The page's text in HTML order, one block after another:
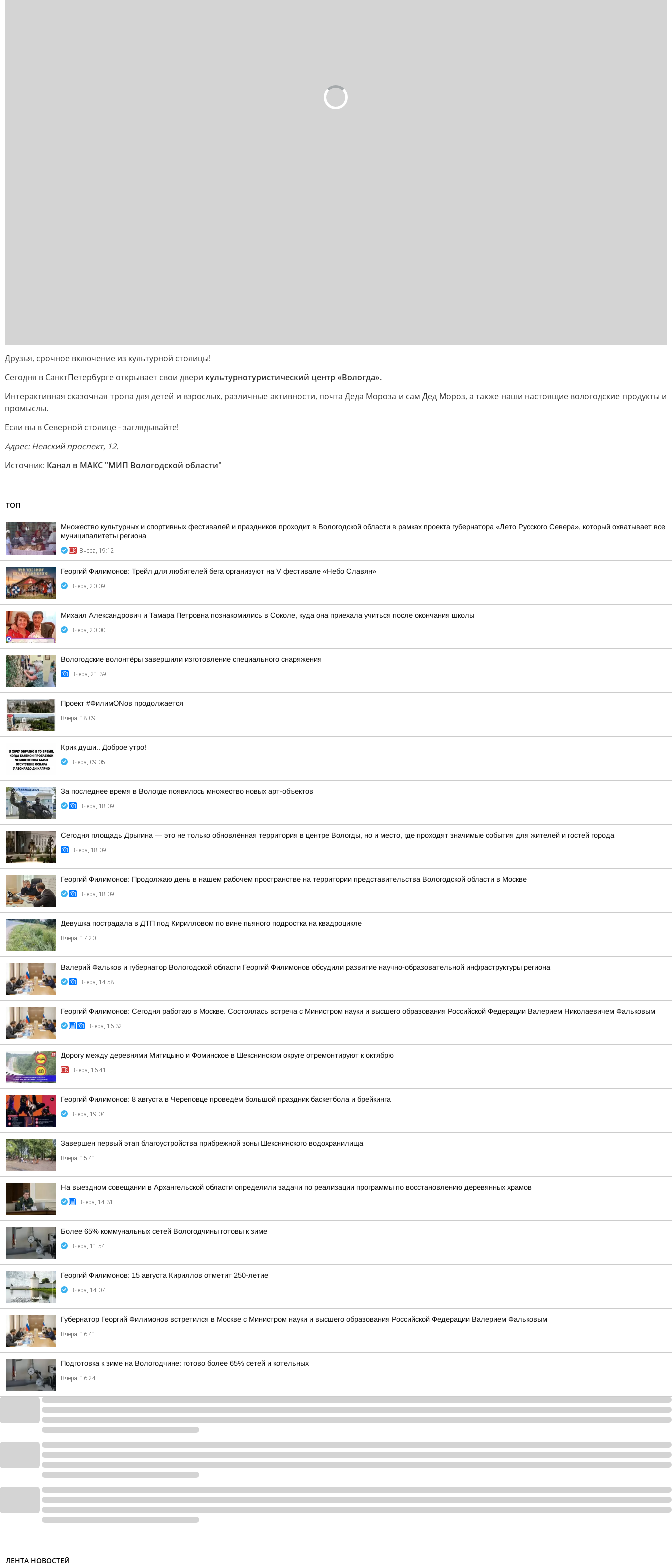
Друзья, срочное включение из культурной столицы!
Сегодня в СанктПетербурге открывает свои двери культурнотуристический центр «Вологда».
Интерактивная сказочная тропа для детей и взрослых, различные активности, почта Деда Мороза и сам Дед Мороз, а также наши настоящие вологодские продукты и
промыслы.
Если вы в Северной столице - заглядывайте!
Адрес: Невский проспект, 12.
Источник: Канал в МАКС "МИП Вологодской области"
ТОП
Множество культурных и спортивных фестивалей и праздников проходит в Вологодской области в рамках проекта губернатора «Лето Русского Севера», который охватывает все
муниципалитеты региона
Вчера, 19:12
Георгий Филимонов: Трейл для любителей бега организуют на V фестивале «Небо Славян»
Вчера, 20:09
Михаил Александрович и Тамара Петровна познакомились в Соколе, куда она приехала учиться после окончания школы
Вчера, 20:00
Вологодские волонтёры завершили изготовление специального снаряжения
Вчера, 21:39
Проект #ФилимONов продолжается
Вчера, 18:09
Крик души.. Доброе утро!
Вчера, 09:05
За последнее время в Вологде появилось множество новых арт-объектов
Вчера, 18:09
Сегодня площадь Дрыгина — это не только обновлённая территория в центре Вологды, но и место, где проходят значимые события для жителей и гостей города
Вчера, 18:09
Георгий Филимонов: Продолжаю день в нашем рабочем пространстве на территории представительства Вологодской области в Москве
Вчера, 18:09
Девушка пострадала в ДТП под Кирилловом по вине пьяного подростка на квадроцикле
Вчера, 17:20
Валерий Фальков и губернатор Вологодской области Георгий Филимонов обсудили развитие научно-образовательной инфраструктуры региона
Вчера, 14:58
Георгий Филимонов: Сегодня работаю в Москве. Состоялась встреча с Министром науки и высшего образования Российской Федерации Валерием Николаевичем Фальковым
Вчера, 16:32
Дорогу между деревнями Митицыно и Фоминское в Шекснинском округе отремонтируют к октябрю
Вчера, 16:41
Георгий Филимонов: 8 августа в Череповце проведём большой праздник баскетбола и брейкинга
Вчера, 19:04
Завершен первый этап благоустройства прибрежной зоны Шекснинского водохранилища
Вчера, 15:41
На выездном совещании в Архангельской области определили задачи по реализации программы по восстановлению деревянных храмов
Вчера, 14:31
Более 65% коммунальных сетей Вологодчины готовы к зиме
Вчера, 11:54
Георгий Филимонов: 15 августа Кириллов отметит 250-летие
Вчера, 14:07
Губернатор Георгий Филимонов встретился в Москве с Министром науки и высшего образования Российской Федерации Валерием Фальковым
Вчера, 16:41
Подготовка к зиме на Вологодчине: готово более 65% сетей и котельных
Вчера, 16:24
ЛЕНТА НОВОСТЕЙ